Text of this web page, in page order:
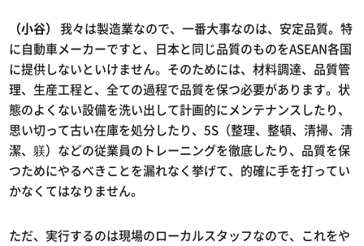
（小谷） 我々は製造業なので、一番大事なのは、安定品質。特
に自動車メーカーですと、日本と同じ品質のものをASEAN各国
に提供しないといけません。そのためには、材料調達、品質管
理、生産工程と、全ての過程で品質を保つ必要があります。状
態のよくない設備を洗い出して計画的にメンテナンスしたり、
思い切って古い在庫を処分したり、5S（整理、整頓、清掃、清
潔、躾）などの従業員のトレーニングを徹底したり、品質を保
つためにやるべきことを漏れなく挙げて、的確に手を打ってい
かなくてはなりません。
ただ、実行するのは現場のローカルスタッフなので、これをや